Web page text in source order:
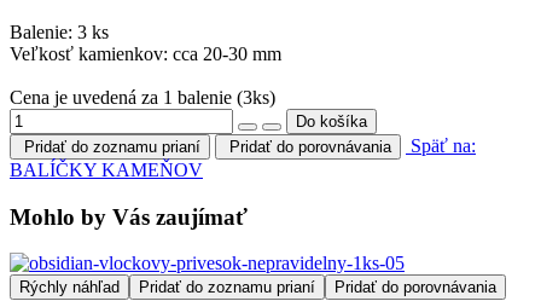
Balenie: 3 ks
Veľkosť kamienkov: cca 20-30 mm
Cena je uvedená za 1 balenie (3ks)
Pridať do zoznamu prianí Pridať do porovnávania
Späť na:
BALÍČKY KAMEŇOV
Mohlo by Vás zaujímať
Rýchly náhľad Pridať do zoznamu prianí Pridať do porovnávania